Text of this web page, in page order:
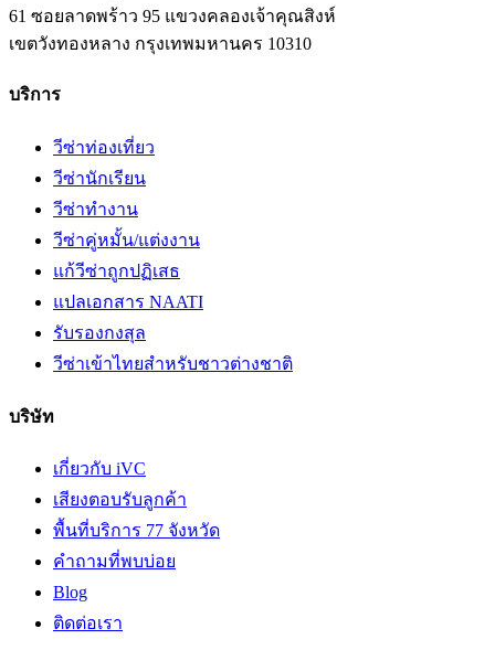
61 ซอยลาดพร้าว 95 แขวงคลองเจ้าคุณสิงห์
เขตวังทองหลาง กรุงเทพมหานคร 10310
บริการ
วีซ่าท่องเที่ยว
วีซ่านักเรียน
วีซ่าทำงาน
วีซ่าคู่หมั้น/แต่งงาน
แก้วีซ่าถูกปฏิเสธ
แปลเอกสาร NAATI
รับรองกงสุล
วีซ่าเข้าไทยสำหรับชาวต่างชาติ
บริษัท
เกี่ยวกับ iVC
เสียงตอบรับลูกค้า
พื้นที่บริการ 77 จังหวัด
คำถามที่พบบ่อย
Blog
ติดต่อเรา